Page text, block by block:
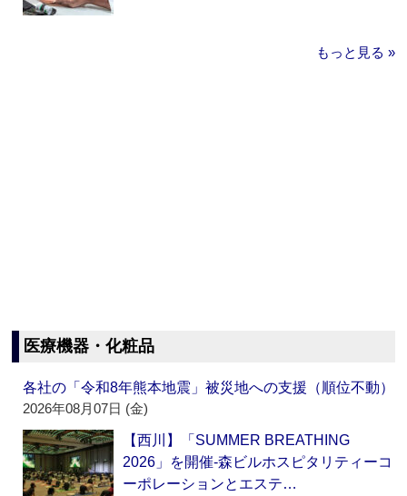
もっと見る »
医療機器・化粧品
各社の「令和8年熊本地震」被災地への支援（順位不動）
2026年08月07日 (金)
【西川】「SUMMER BREATHING
2026」を開催‐森ビルホスピタリティーコ
ーポレーションとエステ…